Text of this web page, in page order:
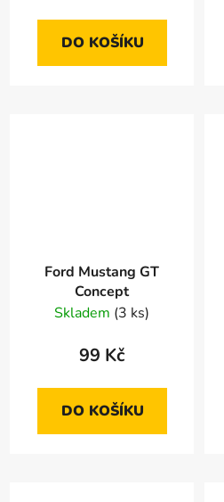
DO KOŠÍKU
Ford Mustang GT
Concept
Skladem (3 ks)
99 Kč
DO KOŠÍKU